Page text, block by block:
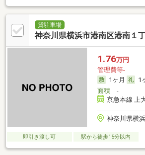
貸駐車場
神奈川県横浜市港南区港南１
1.76万円
管理費等-
1ヶ月
1
面積-
京急本線 上
神奈川県横
即引き渡し可 駅から徒歩15分以内